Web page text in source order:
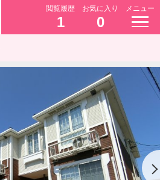
閲覧履歴
1
お気に入り
0
メニュー